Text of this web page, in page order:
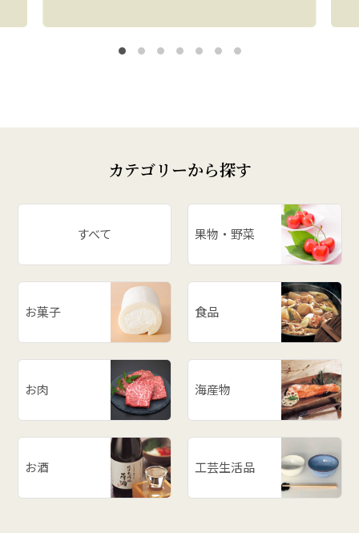
カテゴリーから探す
すべて 果物・野菜
お菓子 食品
お肉 海産物
お酒 工芸生活品